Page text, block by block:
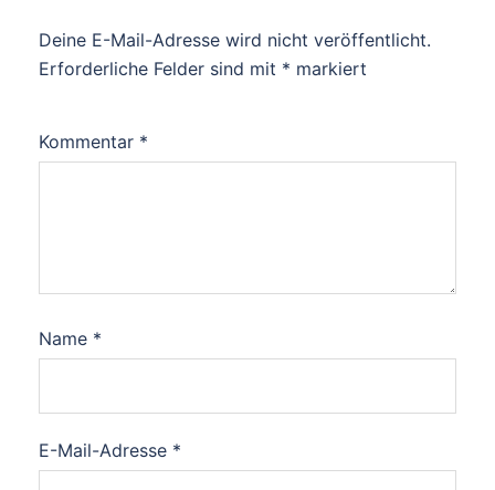
Deine E-Mail-Adresse wird nicht veröffentlicht.
Erforderliche Felder sind mit * markiert
Kommentar *
Name *
E-Mail-Adresse *